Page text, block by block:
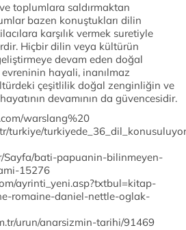
toplumlara saldırmaktan
bazen konuştukları dilin
karşılık vermek suretiyle
Hiçbir dilin veya kültürün
devam eden doğal
hayali, inanılmaz
çeşitlilik doğal zenginliğin ve
devamının da güvencesidir.
warslang%20
turkiye/
Sayfa/bati-papuanin-bilinmeyen-
15276
ayrinti_yeni.asp?txtbul=kitap-
romaine-daniel-nettle-oglak-
urun/anarsizmin-tarihi/91469